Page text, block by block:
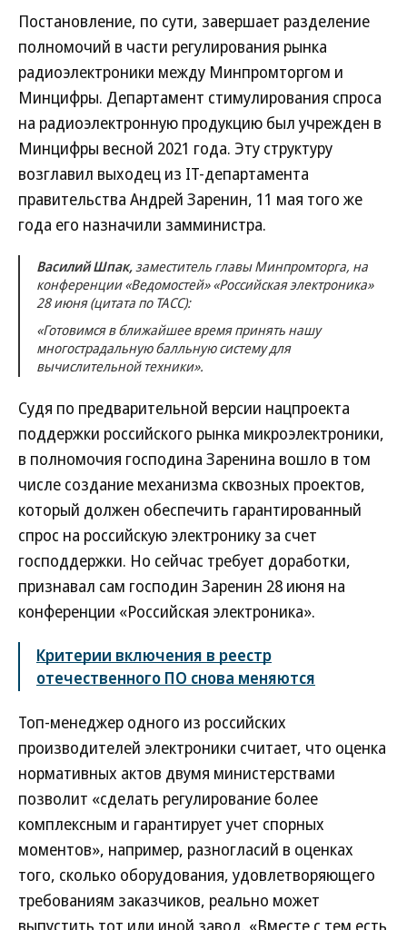
Постановление, по сути, завершает разделение
полномочий в части регулирования рынка
радиоэлектроники между Минпромторгом и
Минцифры. Департамент стимулирования спроса
на радиоэлектронную продукцию был учрежден в
Минцифры весной 2021 года. Эту структуру
возглавил выходец из IT-департамента
правительства Андрей Заренин, 11 мая того же
года его назначили замминистра.
Василий Шпак,заместитель главы Минпромторга, на
конференции «Ведомостей» «Российская электроника»
28 июня (цитата по ТАСС):
«Готовимся в ближайшее время принять нашу
многострадальную балльную систему для
вычислительной техники».
Судя по предварительной версии нацпроекта
поддержки российского рынка микроэлектроники,
в полномочия господина Заренина вошло в том
числе создание механизма сквозных проектов,
который должен обеспечить гарантированный
спрос на российскую электронику за счет
господдержки. Но сейчас требует доработки,
признавал сам господин Заренин 28 июня на
конференции «Российская электроника».
Критерии включения в реестр
отечественного ПО снова меняются
Топ-менеджер одного из российских
производителей электроники считает, что оценка
нормативных актов двумя министерствами
позволит «сделать регулирование более
комплексным и гарантирует учет спорных
моментов», например, разногласий в оценках
того, сколько оборудования, удовлетворяющего
требованиям заказчиков, реально может
выпустить тот или иной завод. «Вместе с тем есть